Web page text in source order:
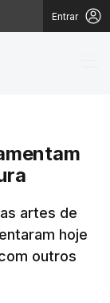
Entrar
e
artes de
hoje
outros